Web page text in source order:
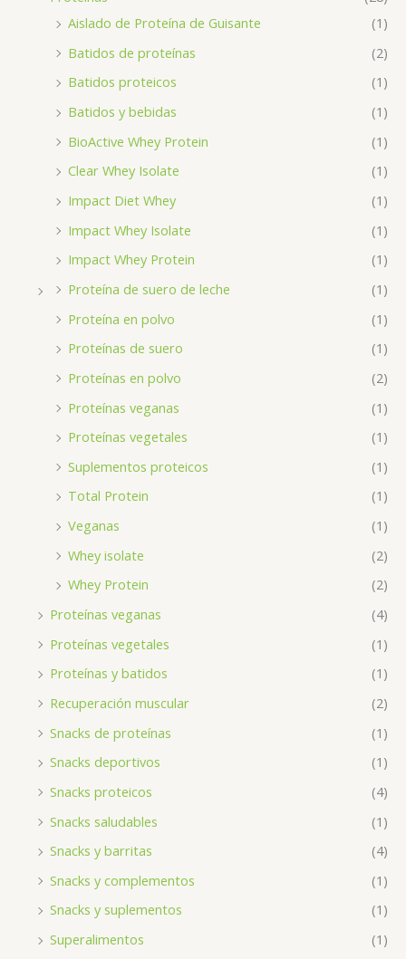
Aislado de Proteína de Guisante
(1)
Batidos de proteínas
(2)
Batidos proteicos
(1)
Batidos y bebidas
(1)
BioActive Whey Protein
(1)
Clear Whey Isolate
(1)
Impact Diet Whey
(1)
Impact Whey Isolate
(1)
Impact Whey Protein
(1)
Proteína de suero de leche
(1)
Proteína en polvo
(1)
Proteínas de suero
(1)
Proteínas en polvo
(2)
Proteínas veganas
(1)
Proteínas vegetales
(1)
Suplementos proteicos
(1)
Total Protein
(1)
Veganas
(1)
Whey isolate
(2)
Whey Protein
(2)
Proteínas veganas
(4)
Proteínas vegetales
(1)
Proteínas y batidos
(1)
Recuperación muscular
(2)
Snacks de proteínas
(1)
Snacks deportivos
(1)
Snacks proteicos
(4)
Snacks saludables
(1)
Snacks y barritas
(4)
Snacks y complementos
(1)
Snacks y suplementos
(1)
Superalimentos
(1)